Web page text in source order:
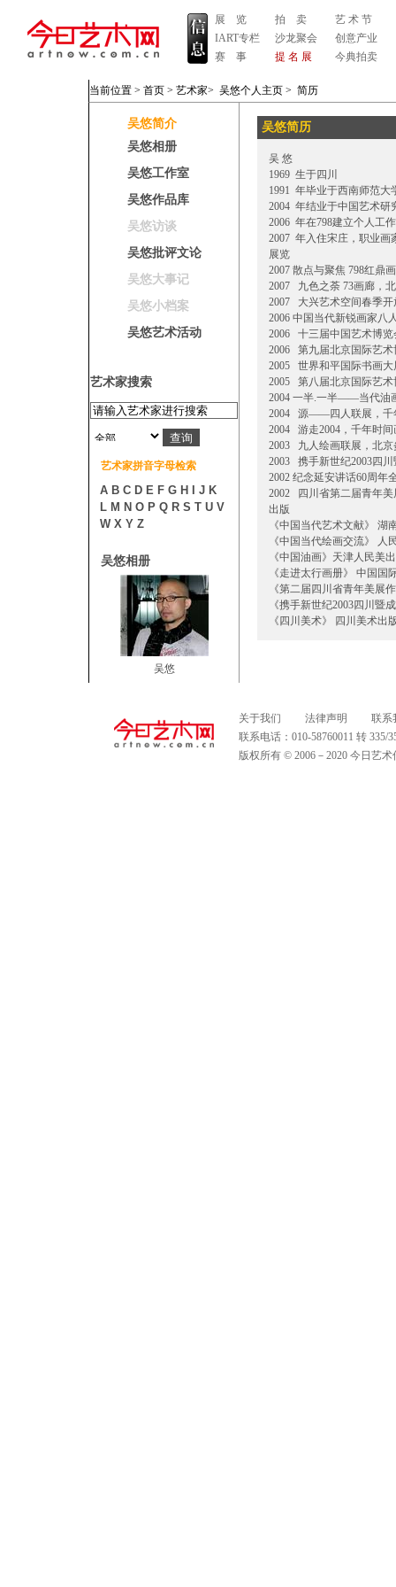
展 览
IART专栏
赛 事
拍 卖
沙龙聚会
提 名 展
艺 术 节
创意产业
今典拍卖
当前位置 > 首页 > 艺术家> 吴悠个人主页 > 简历
吴悠简介
吴悠相册
吴悠工作室
吴悠作品库
吴悠访谈
吴悠批评文论
吴悠大事记
吴悠小档案
吴悠艺术活动
艺术家搜索
艺术家拼音字母检索
A B C D E F G H J K
L M N O P Q R S T U V
W X Y Z
吴悠相册
吴悠
吴悠简历
吴 悠
1969 生于四川
1991 年毕业于西南师范大
2004 年结业于中国艺术研
2006 年在798建立个人工
2007 年入住宋庄，职业画
展览
2007 散点与聚焦 798红鼎
2007 九色之荼 73画廊，
2007 大兴艺术空间春季开
2006 中国当代新锐画家八
2006 十三届中国艺术博
2006 第九届北京国际艺
2005 世界和平国际书画
2005 第八届北京国际艺
2004 一半.一半——当代油
2004 源——四人联展，千
2004 游走2004，千年时
2003 九人绘画联展，北
2003 携手新世纪2003四
2002 纪念延安讲话60周年
2002 四川省第二届青年
出版
《中国当代艺术文献》 湖
《中国当代绘画交流》 人
《中国油画》天津人民美
《走进太行画册》 中国国
《第二届四川省青年美展
《携手新世纪2003四川暨
《四川美术》 四川美术出
关于我们 法律声明
联系
联系电话：010-58760011 转
版权所有 © 2006－2020 今日艺